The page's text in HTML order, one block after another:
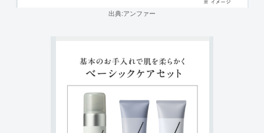
出典:アンファー